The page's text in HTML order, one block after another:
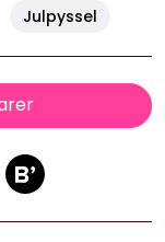
Julpyssel